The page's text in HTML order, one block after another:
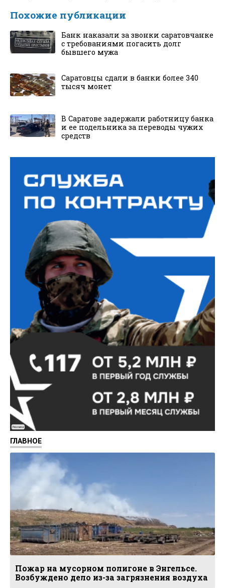
Похожие публикации
Банк наказали за звонки саратовчанке
с требованиями погасить долг
бывшего мужа
Саратовцы сдали в банки более 340
тысяч монет
В Саратове задержали работницу банка
и ее подельника за переводы чужих
средств
Реклама
ГЛАВНОЕ
Пожар на мусорном полигоне в Энгельсе.
Возбуждено дело из-за загрязнения воздуха